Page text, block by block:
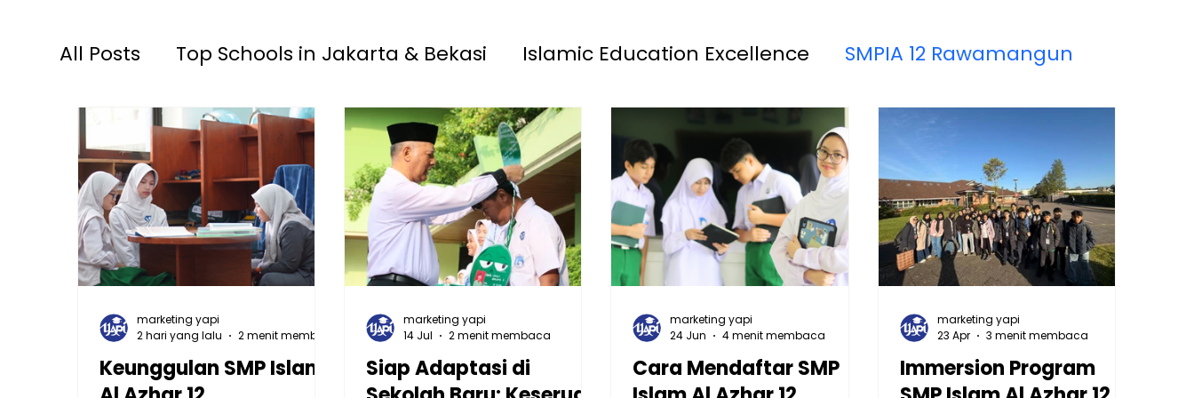
All Posts Top Schools in Jakarta & Bekasi Islamic Education Excellence SMPIA 12 Rawamangun
TKIA 13 Rawamangun SDIA 13 Rawamangun Playgroup Sakinah SMPIA 55 Jatimakmur
Raudhatul Athfal Sakinah SMAIA 33 Jatimakmur
Keunggulan SMP Islam
marketing yapi
2 hari yang lalu
Siap Adaptasi di
marketing yapi
14 Jul
2 menit membaca
Cara Mendaftar SMP
marketing yapi
24 Jun
4 menit membaca
Immersion Program
marketing yapi
23 Apr
3 menit membaca